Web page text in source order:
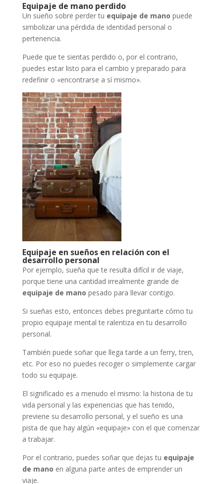
Equipaje de mano perdido
Un sueño sobre perder tu equipaje de mano puede
simbolizar una pérdida de identidad personal o
pertenencia.
Puede que te sientas perdido o, por el contrario,
puedes estar listo para el cambio y preparado para
redefinir o «encontrarse a sí mismo».
Equipaje en sueños en relación con el
desarrollo personal
Por ejemplo, sueña que te resulta difícil ir de viaje,
porque tiene una cantidad irrealmente grande de
equipaje de mano pesado para llevar contigo.
Si sueñas esto, entonces debes preguntarte cómo tu
propio equipaje mental te ralentiza en tu desarrollo
personal.
También puede soñar que llega tarde a un ferry, tren,
etc. Por eso no puedes recoger o simplemente cargar
todo su equipaje.
El significado es a menudo el mismo: la historia de tu
vida personal y las experiencias que has tenido,
previene su desarrollo personal, y el sueño es una
pista de que hay algún «equipaje» con el que comenzar
a trabajar.
Por el contrario, puedes soñar que dejas tu equipaje
de mano en alguna parte antes de emprender un
viaje.